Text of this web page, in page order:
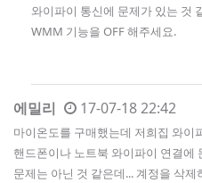
와이파이 통신에 문제가 있는 것
WMM 기능을 OFF 해주세요.
에밀리 17-07-18 22:42
마이온도를 구매했는데 저희집 와이
핸드폰이나 노트북 와이파이 연결에
문제는 아닌 것 같은데... 계정을 삭